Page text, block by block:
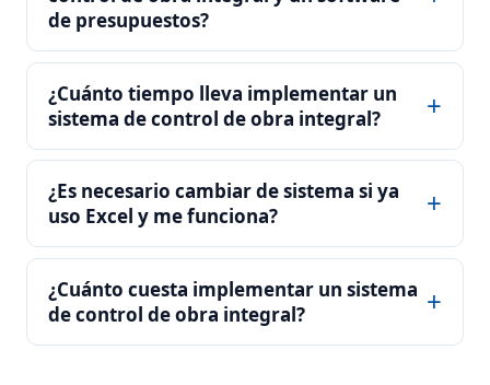
de presupuestos?
¿Cuánto tiempo lleva implementar un
sistema de control de obra integral?
¿Es necesario cambiar de sistema si ya
uso Excel y me funciona?
¿Cuánto cuesta implementar un sistema
de control de obra integral?